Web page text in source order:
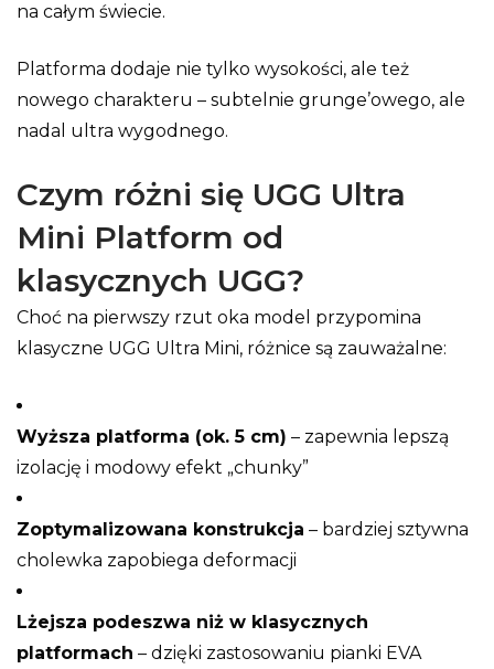
na całym świecie.
Platforma dodaje nie tylko wysokości, ale też
nowego charakteru – subtelnie grunge’owego, ale
nadal ultra wygodnego.
Czym różni się UGG Ultra
Mini Platform od
klasycznych UGG?
Choć na pierwszy rzut oka model przypomina
klasyczne UGG Ultra Mini, różnice są zauważalne:
Wyższa platforma (ok. 5 cm) – zapewnia lepszą
izolację i modowy efekt „chunky”
Zoptymalizowana konstrukcja – bardziej sztywna
cholewka zapobiega deformacji
Lżejsza podeszwa niż w klasycznych
platformach – dzięki zastosowaniu pianki EVA